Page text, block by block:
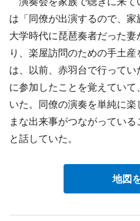
は「同僚が出演するので、家
大学時代に琵琶奏者だった
り、楽屋訪問のための手土
は、以前、赤羽台で行って
に参加したことを覚えてい
いた。同僚の演奏を単純に
まな出来事がつながっている
と話していた。
地図